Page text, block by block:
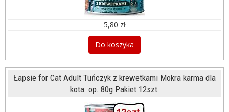
5,80 zł
Do koszyka
Łapsie for Cat Adult Tuńczyk z krewetkami Mokra karma dla
kota. op. 80g Pakiet 12szt.